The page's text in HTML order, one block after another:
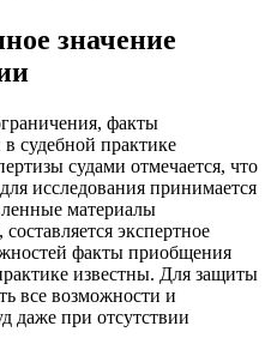
значение
факты
судебной практике
судами отмечается, что
исследования принимается
материалы
экспертное
факты приобщения
известны. Для защиты
все возможности и
даже при отсутствии